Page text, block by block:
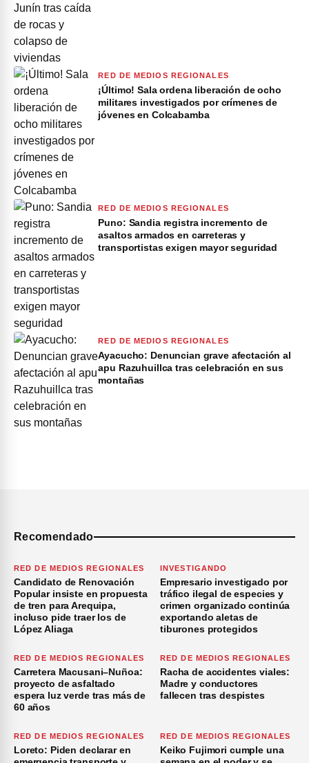
RED DE MEDIOS REGIONALES
¡Último! Sala ordena liberación de ocho
militares investigados por crímenes de
jóvenes en Colcabamba
RED DE MEDIOS REGIONALES
Puno: Sandia registra incremento de
asaltos armados en carreteras y
transportistas exigen mayor seguridad
RED DE MEDIOS REGIONALES
Ayacucho: Denuncian grave afectación al
apu Razuhuillca tras celebración en sus
montañas
Recomendado
RED DE MEDIOS REGIONALES
Candidato de Renovación
Popular insiste en propuesta
de tren para Arequipa,
incluso pide traer los de
López Aliaga
INVESTIGANDO
Empresario investigado por
tráfico ilegal de especies y
crimen organizado continúa
exportando aletas de
tiburones protegidos
RED DE MEDIOS REGIONALES
Carretera Macusani–Nuñoa:
proyecto de asfaltado
espera luz verde tras más de
60 años
RED DE MEDIOS REGIONALES
Racha de accidentes viales:
Madre y conductores
fallecen tras despistes
RED DE MEDIOS REGIONALES
Loreto: Piden declarar en
RED DE MEDIOS REGIONALES
Keiko Fujimori cumple una